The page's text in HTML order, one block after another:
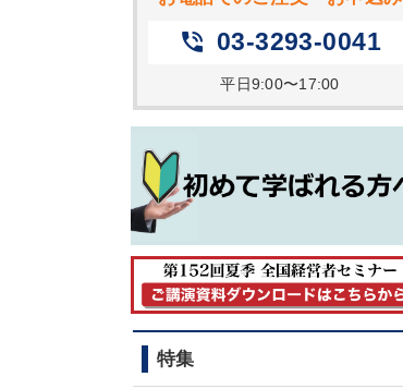
phone_in_talk 03-3293-0041
平日9:00〜17:00
特集